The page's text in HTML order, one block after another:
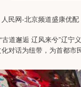
民网-北京频道盛康优配
古道邂逅 辽风来兮”辽宁
对话为纽带，为首都市